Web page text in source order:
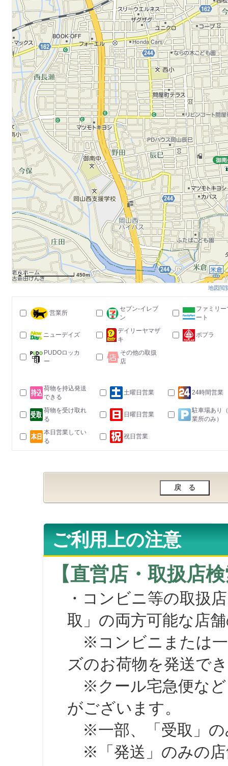
450m
地図閲
営業所
セブン-イレブ
ン
ファミリー
ート
ニューデイズ
デイリーヤマザ
キ
ポプラ
PUDOロッカ
ー
その他の取扱
店
荷物を持込発送
できる
土曜日営業 24時間営業
荷物を受け取れ
る
日曜日営業
駐車場あり
業所のみ）
本日営業してい
る
祝日営業
ご利用上の注意
【直営店・取扱店
・コンビニ等の取扱
取」の両方可能な店
※コンビニまたは一
ズのお荷物を発送で
※クール宅急便など
がございます。
※一部、「受取」の
※「発送」のみの店